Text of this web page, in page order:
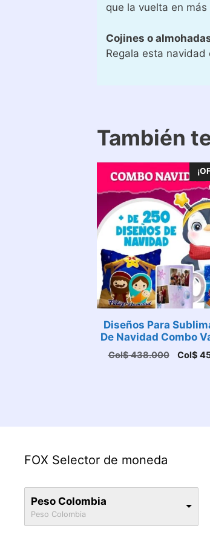
que la vuelta en
Cojines o
Regala esta
También
Diseños Para
De Navidad Combo
Col$438.000
El
Col$
FOX Selector de moneda
Peso Colombia
Peso Colombia